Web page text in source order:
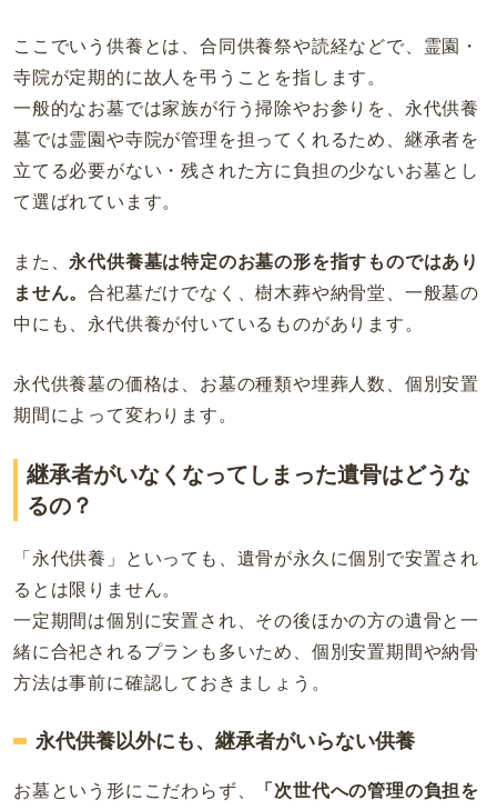
ここでいう供養とは、合同供養祭や読経などで、霊園・
寺院が定期的に故人を弔うことを指します。
一般的なお墓では家族が行う掃除やお参りを、永代供養
墓では霊園や寺院が管理を担ってくれるため、継承者を
立てる必要がない・残された方に負担の少ないお墓とし
て選ばれています。
また、 永代供養墓は特定のお墓の形を指すものではあり
ません。合祀墓だけでなく、樹木葬や納骨堂、一般墓の
中にも、永代供養が付いているものがあります。
永代供養墓の価格は、お墓の種類や埋葬人数、個別安置
期間によって変わります。
継承者がいなくなってしまった遺骨はどうな
るの？
「永代供養」といっても、遺骨が永久に個別で安置され
るとは限りません。
一定期間は個別に安置され、その後ほかの方の遺骨と一
緒に合祀されるプランも多いため、個別安置期間や納骨
方法は事前に確認しておきましょう。
永代供養以外にも、継承者がいらない供養
お墓という形にこだわらず、
「次世代への管理の負担を